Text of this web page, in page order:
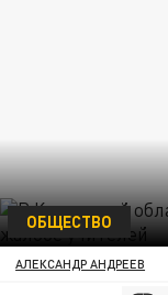
ОБЩЕСТВО
АЛЕКСАНДР АНДРЕЕВ